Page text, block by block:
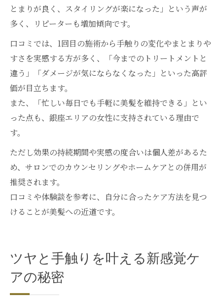
とまりが良く、スタイリングが楽になった」という声が
多く、リピーターも増加傾向です。
口コミでは、1回目の施術から手触りの変化やまとまりや
すさを実感する方が多く、「今までのトリートメントと
違う」「ダメージが気にならなくなった」といった高評
価が目立ちます。
また、「忙しい毎日でも手軽に美髪を維持できる」とい
った点も、銀座エリアの女性に支持されている理由で
す。
ただし効果の持続期間や実感の度合いは個人差があるた
め、サロンでのカウンセリングやホームケアとの併用が
推奨されます。
口コミや体験談を参考に、自分に合ったケア方法を見つ
けることが美髪への近道です。
ツヤと手触りを叶える新感覚ケ
アの秘密